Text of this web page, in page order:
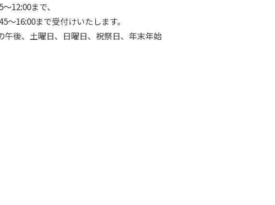
12:00まで、
～16:00まで受付けいたします。
午後、土曜日、日曜日、祝祭日、年末年始